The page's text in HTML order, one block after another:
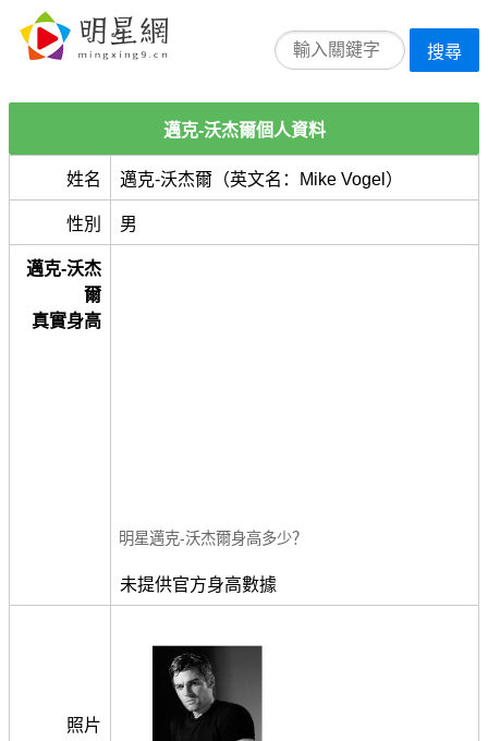
搜尋
邁克-沃杰爾個人資料
姓名 邁克-沃杰爾（英文名：Mike Vogel）
性別 男
邁克-沃杰
爾
真實身高
明星邁克-沃杰爾身高多少？
未提供官方身高數據
照片